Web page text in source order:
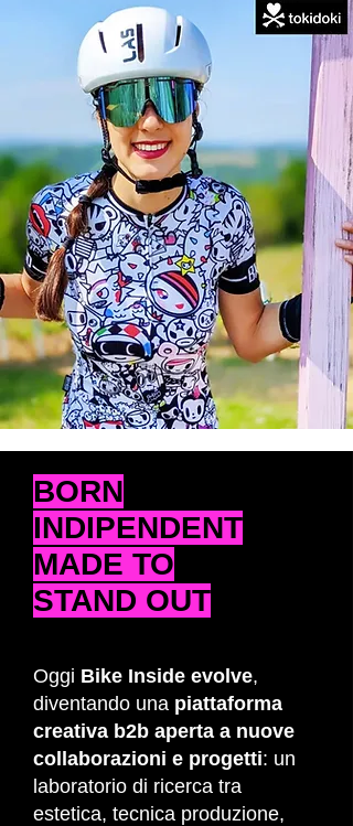
BORN
INDIPENDENT
MADE TO
STAND OUT
Oggi Bike Inside evolve,
diventando una piattaforma
creativa b2b aperta a nuove
collaborazioni e progetti: un
laboratorio di ricerca tra
estetica, tecnica produzione,